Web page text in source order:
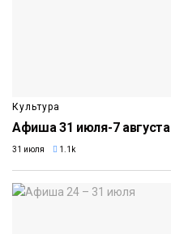
Культура
Афиша 31 июля-7 августа
31 июля 1.1k